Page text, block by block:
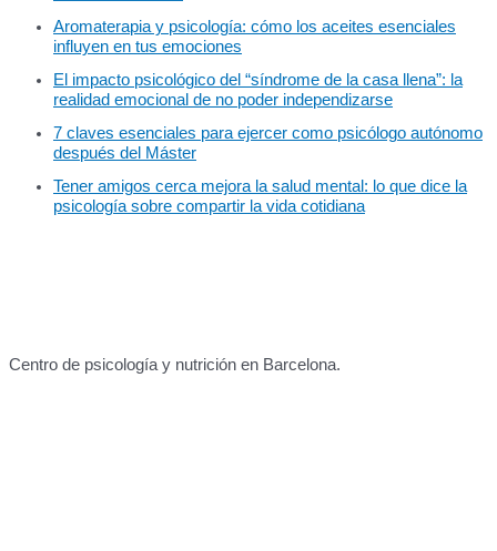
Aromaterapia y psicología: cómo los aceites esenciales
influyen en tus emociones
El impacto psicológico del “síndrome de la casa llena”: la
realidad emocional de no poder independizarse
7 claves esenciales para ejercer como psicólogo autónomo
después del Máster
Tener amigos cerca mejora la salud mental: lo que dice la
psicología sobre compartir la vida cotidiana
Centro de psicología y nutrición en Barcelona.